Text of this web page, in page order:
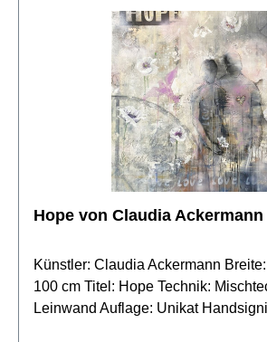
Hope von Claudia Ackermann
Künstler: Claudia Ackermann
100 cm Titel: Hope Technik:
Leinwand Auflage: Unikat